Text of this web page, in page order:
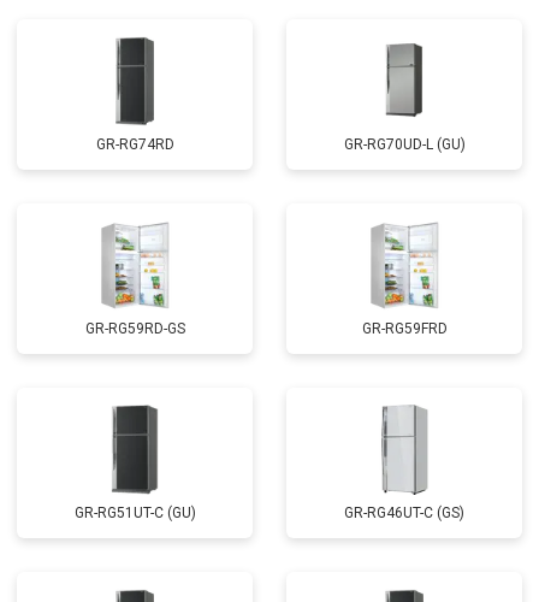
GR-RG74RD GR-RG70UD-L (GU)
GR-RG59RD-GS GR-RG59FRD
GR-RG51UT-C (GU) GR-RG46UT-C (GS)